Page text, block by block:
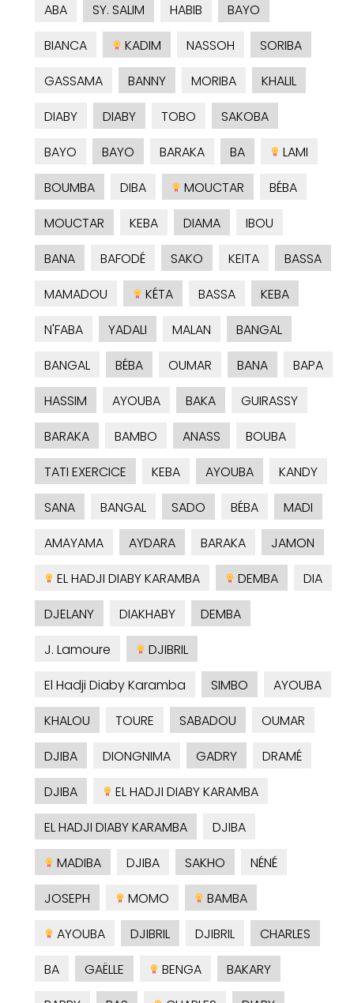
ABA
SY. SALIM HABIB
BAYO
BIANCA
KADIM NASSOH
SORIBA
GASSAMA
BANNY MORIBA
KHALIL
DIABY
DIABY TOBO
SAKOBA
BAYO
BAYO BARAKA BA
LAMI
BOUMBA
DIBA MOUCTAR
BÉBA
MOUCTAR
KEBA DIAMA
IBOU
BANA
BAFODÉ SAKO KEITA
BASSA
MAMADOU
KÉTA BASSA
KEBA
N'FABA
YADALI MALAN
BANGAL
BANGAL
BÉBA OUMAR BANA
BAPA
HASSIM
AYOUBA BAKA
GUIRASSY
BARAKA
BAMBO ANASS
BOUBA
TATI EXERCICE
KEBA AYOUBA
KANDY
SANA
BANGAL SADO BÉBA
MADI
AMAYAMA
AYDARA BARAKA
JAMON
EL HADJI DIABY KARAMBA
DEMBA
DIA
DJELANY
DIAKHABY
DEMBA
J. Lamoure
DJIBRIL
El Hadji Diaby Karamba
SIMBO
AYOUBA
KHALOU
TOURE SABADOU
OUMAR
DJIBA
DIONGNIMA GADRY
DRAMÉ
DJIBA
EL HADJI DIABY KARAMBA
EL HADJI DIABY KARAMBA
DJIBA
MADIBA
DJIBA SAKHO
NÉNÉ
JOSEPH
MOMO
BAMBA
AYOUBA
DJIBRIL DJIBRIL
CHARLES
BA
GAËLLE BENGA
BAKARY